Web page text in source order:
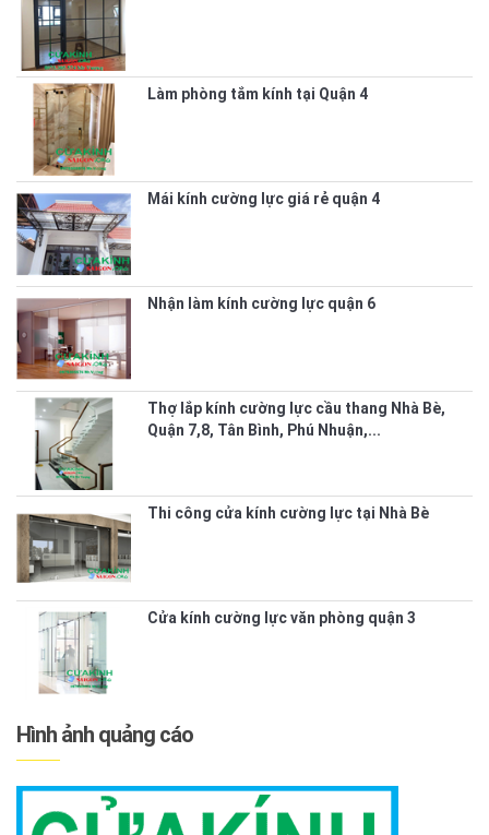
Làm phòng tắm kính tại Quận 4
Mái kính cường lực giá rẻ quận 4
Nhận làm kính cường lực quận 6
Thợ lắp kính cường lực cầu thang Nhà Bè,
Quận 7,8, Tân Bình, Phú Nhuận,...
Thi công cửa kính cường lực tại Nhà Bè
Cửa kính cường lực văn phòng quận 3
Hình ảnh quảng cáo